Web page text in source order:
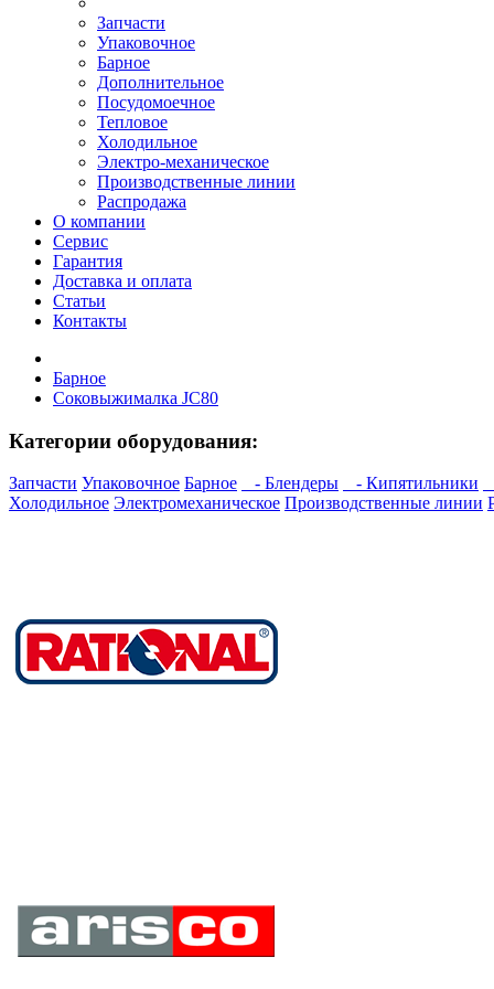
Запчасти
Упаковочное
Барное
Дополнительное
Посудомоечное
Тепловое
Холодильное
Электро-механическое
Производственные линии
Распродажа
О компании
Сервис
Гарантия
Доставка и оплата
Статьи
Контакты
Барное
Соковыжималка JC80
Категории оборудования:
Запчасти Упаковочное Барное - Блендеры - Кипятильники
Холодильное Электромеханическое Производственные линии